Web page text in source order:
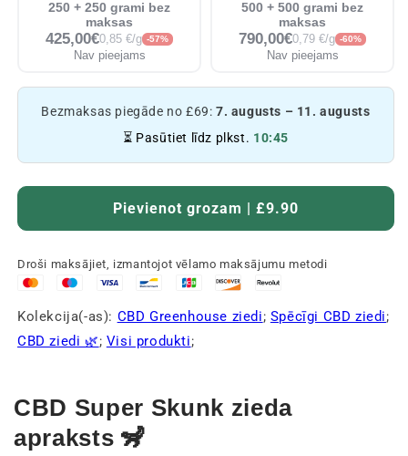
250 + 250 grami bez
maksas
425,00€0,85 €/g -57%
Nav pieejams
500 + 500 grami bez
maksas
790,00€0,79 €/g -60%
Nav pieejams
Bezmaksas piegāde no £69:7. augusts – 11. augusts
⏳ Pasūtiet līdz plkst. 10:45
Pievienot grozam | £9.90
Droši maksājiet, izmantojot vēlamo maksājumu metodi
Kolekcija(-as): CBD Greenhouse ziedi; Spēcīgi CBD ziedi;
CBD ziedi 🌿; Visi produkti;
CBD Super Skunk zieda
apraksts 🦨